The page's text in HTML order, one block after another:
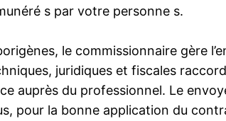
s par votre personne s.
le commissionnaire gère
juridiques et fiscales
auprès du professionnel. Le
pour la bonne application du